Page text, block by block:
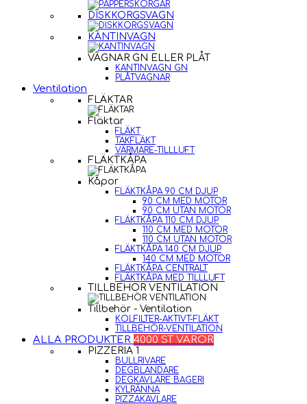
DISKKORGSVAGN
KANTINVAGN
VAGNAR GN ELLER PLÅT
KANTINVAGN GN
PLÅTVAGNAR
Ventilation
FLÄKTAR
Fläktar
FLÄKT
TAKFLÄKT
VÄRMARE-TILLLUFT
FLÄKTKÅPA
Kåpor
FLÄKTKÅPA 90 CM DJUP
90 CM MED MOTOR
90 CM UTAN MOTOR
FLÄKTKÅPA 110 CM DJUP
110 CM MED MOTOR
110 CM UTAN MOTOR
FLÄKTKÅPA 140 CM DJUP
140 CM MED MOTOR
FLÄKTKÅPA CENTRALT
FLÄKTKÅPA MED TILLLUFT
TILLBEHÖR VENTILATION
Tillbehör - Ventilation
KOLFILTER-AKTIVT-FLÄKT
TILLBEHÖR-VENTILATION
ALLA PRODUKTER 4000 ST VAROR
PIZZERIA 1
BULLRIVARE
DEGBLANDARE
DEGKAVLARE BAGERI
KYLRÄNNA
PIZZAKAVLARE